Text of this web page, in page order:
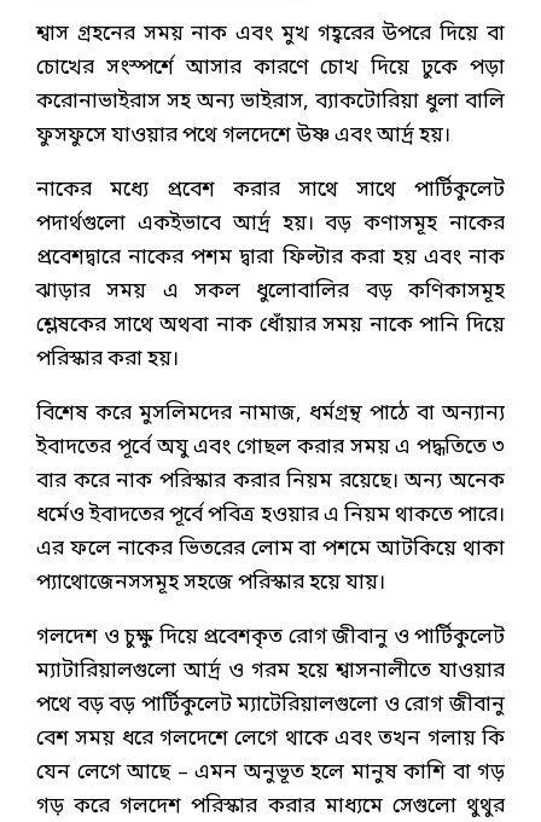
শ্বাস গ্রহনের সময় নাক এবং মুখ গহ্বরের উপরে দিয়ে বা
চোখের সংস্পর্শে আসার কারণে চোখ দিয়ে ঢুকে পড়া
করোনাভাইরাস সহ অন্য ভাইরাস, ব্যাকটোরিয়া ধুলা বালি
ফুসফুসে যাওয়ার পথে গলদেশে উষ্ণ এবং আর্দ্র হয়।
নাকের মধ্যে প্রবেশ করার সাথে সাথে পার্টিকুলেট
পদার্থগুলো একইভাবে আর্দ্র হয়। বড় কণাসমূহ নাকের
প্রবেশদ্বারে নাকের পশম দ্বারা ফিল্টার করা হয় এবং নাক
ঝাড়ার সময় এ সকল ধুলোবালির বড় কণিকাসমূহ
শ্লেষকের সাথে অথবা নাক ধোঁয়ার সময় নাকে পানি দিয়ে
পরিস্কার করা হয়।
বিশেষ করে মুসলিমদের নামাজ, ধর্মগ্রন্থ পাঠে বা অন্যান্য
ইবাদতের পূর্বে অযু এবং গোছল করার সময় এ পদ্ধতিতে ৩
বার করে নাক পরিস্কার করার নিয়ম রয়েছে। অন্য অনেক
ধর্মেও ইবাদতের পূর্বে পবিত্র হওয়ার এ নিয়ম থাকতে পারে।
এর ফলে নাকের ভিতরের লোম বা পশমে আটকিয়ে থাকা
প্যাথোজেনসসমূহ সহজে পরিস্কার হয়ে যায়।
গলদেশ ও চুক্ষু দিয়ে প্রবেশকৃত রোগ জীবানু ও পার্টিকুলেট
ম্যাটারিয়ালগুলো আর্দ্র ও গরম হয়ে শ্বাসনালীতে যাওয়ার
পথে বড় বড় পার্টিকুলেট ম্যাটেরিয়ালগুলো ও রোগ জীবানু
বেশ সময় ধরে গলদেশে লেগে থাকে এবং তখন গলায় কি
যেন লেগে আছে – এমন অনুভূত হলে মানুষ কাশি বা গড়
গড় করে গলদেশ পরিস্কার করার মাধ্যমে সেগুলো থুথুর